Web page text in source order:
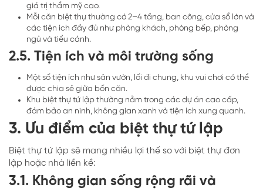
giá trị thẩm mỹ cao.
Mỗi căn biệt thự thường có 2–4 tầng, ban công, cửa sổ lớn và
các tiện ích đầy đủ như phòng khách, phòng bếp, phòng
ngủ và tiểu cảnh.
2.5. Tiện ích và môi trường sống
Một số tiện ích như sân vườn, lối đi chung, khu vui chơi có thể
được chia sẻ giữa bốn căn.
Khu biệt thự tứ lập thường nằm trong các dự án cao cấp,
đảm bảo an ninh, không gian xanh và tiện ích xung quanh.
3. Ưu điểm của biệt thự tứ lập
Biệt thự tứ lập sẽ mang nhiều lợi thế so với biệt thự đơn
lập hoặc nhà liền kề:
3.1. Không gian sống rộng rãi và